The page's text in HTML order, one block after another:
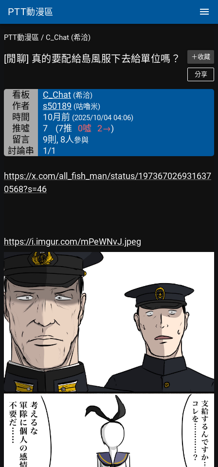
PTT動漫區
PTT動漫區 / C_Chat (希洽)
[閒聊] 真的要配給島風服下去給單位嗎？ ＋收藏
分享
看板 C_Chat (希洽)
作者 s50189 (咕嚕米)
時間 10月前 (2025/10/04 04:06)
推噓 7 (7推 0噓 2→)
留言
9則, 8人參與
討論串 1/1
https://x.com/all_fish_man/status/197367026931637
0568?s=46
https://i.imgur.com/mPeWNvJ.jpeg